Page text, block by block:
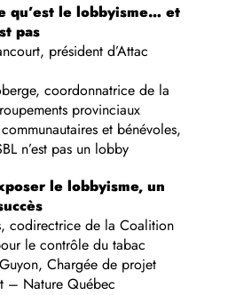
qu’est le lobbyisme… et
pas
président d’Attac
coordonnatrice de la
provinciaux
et bénévoles,
n’est pas un lobby
le lobbyisme, un
codirectrice de la Coalition
le contrôle du tabac
Chargée de projet
– Nature Québec